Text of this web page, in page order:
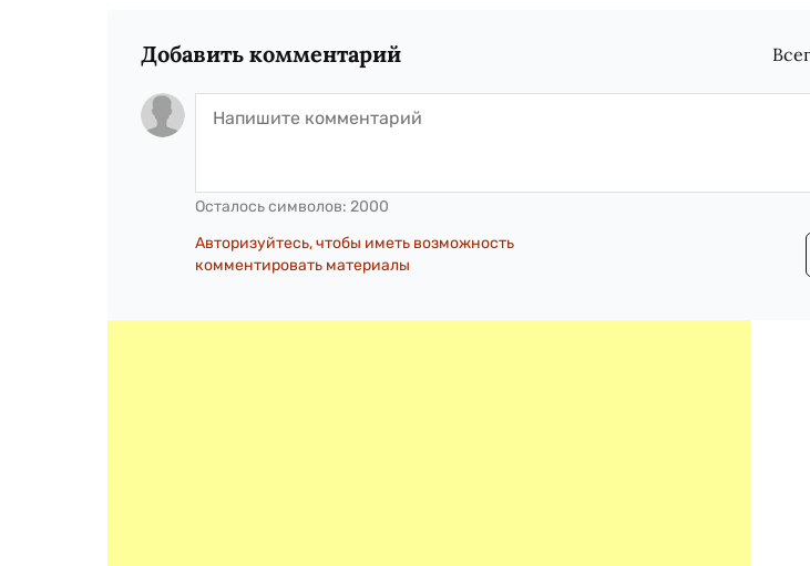
Добавить комментарий
Осталось символов: 2000
Авторизуйтесь, чтобы иметь возможность
комментировать материалы